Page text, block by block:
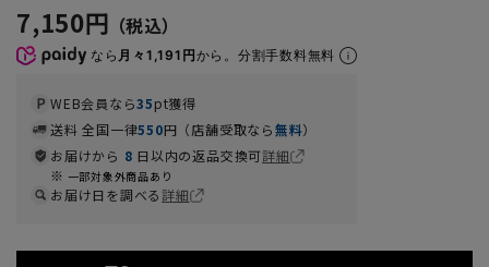
7,150円
なら 月々1,191円から。分割手数料無料
WEB会員なら35pt獲得
送料 全国一律550円（店舗受取なら無料）
お届けから 8 日以内の返品交換可詳細
一部対象外商品あり
お届け日を調べる詳細